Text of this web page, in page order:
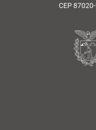
CEP